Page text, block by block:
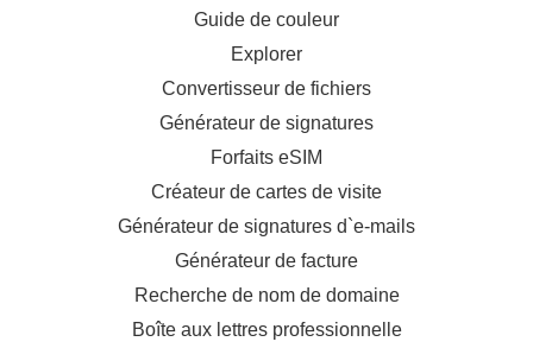
Guide de couleur
Explorer
Convertisseur de fichiers
Générateur de signatures
Forfaits eSIM
Créateur de cartes de visite
Générateur de signatures d`e-mails
Générateur de facture
Recherche de nom de domaine
Boîte aux lettres professionnelle